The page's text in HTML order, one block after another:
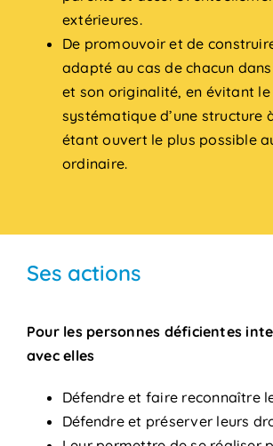
extérieures.
De promouvoir et de
adapté au cas de chacun
et son originalité, en évitant
systématique d’une structure
étant ouvert le plus possible
ordinaire.
Ses actions
Pour les personnes déficientes
avec elles
Défendre et faire reconnaître
Défendre et préserver leurs